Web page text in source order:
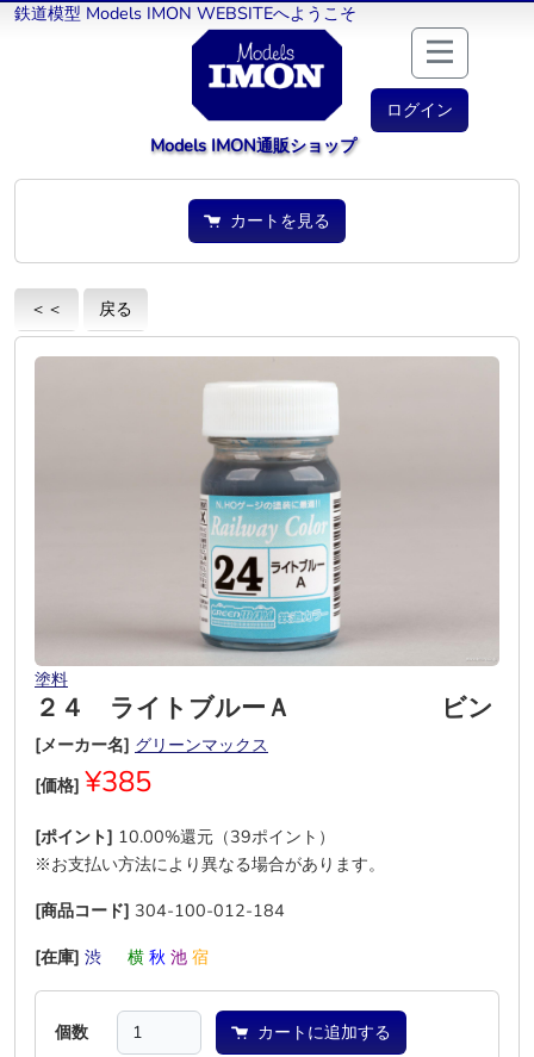
鉄道模型 Models IMON WEBSITEへようこそ
ログイン
Models IMON通販ショップ
カートを見る
＜＜ 戻る
塗料
２４ ライトブルーＡ ビン
[メーカー名] グリーンマックス
[価格] ¥385
[ポイント] 10.00%還元（39ポイント）
※お支払い方法により異なる場合があります。
[商品コード] 304-100-012-184
[在庫] 渋 横 秋 池 宿
個数 カートに追加する